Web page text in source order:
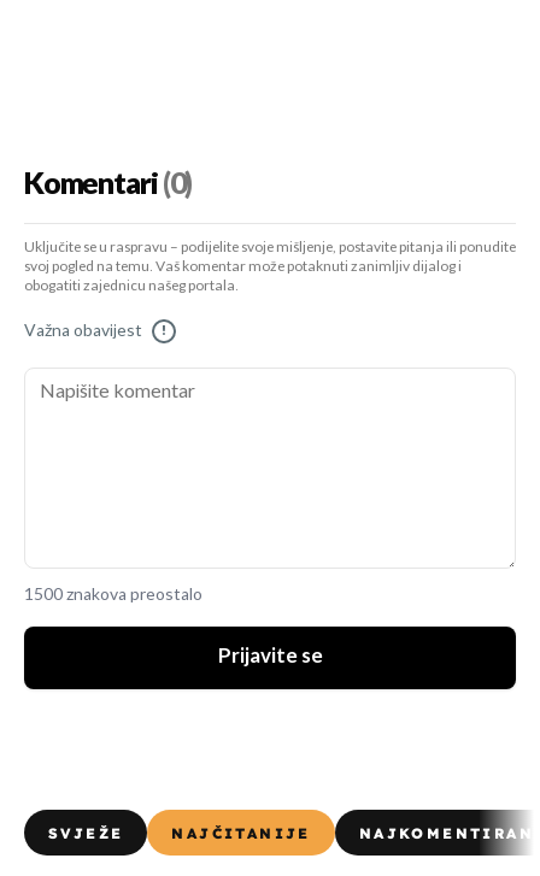
Komentari(0)
Uključite se u raspravu – podijelite svoje mišljenje, postavite pitanja ili ponudite
svoj pogled na temu. Vaš komentar može potaknuti zanimljiv dijalog i
obogatiti zajednicu našeg portala.
Važna obavijest !
1500 znakova preostalo
Prijavite se
SVJEŽE NAJČITANIJE